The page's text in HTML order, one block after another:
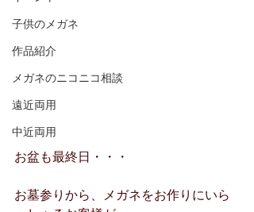
子供のメガネ
作品紹介
メガネのニコニコ相談
遠近両用
中近両用
お盆も最終日・・・
お墓参りから、メガネをお作りにいら